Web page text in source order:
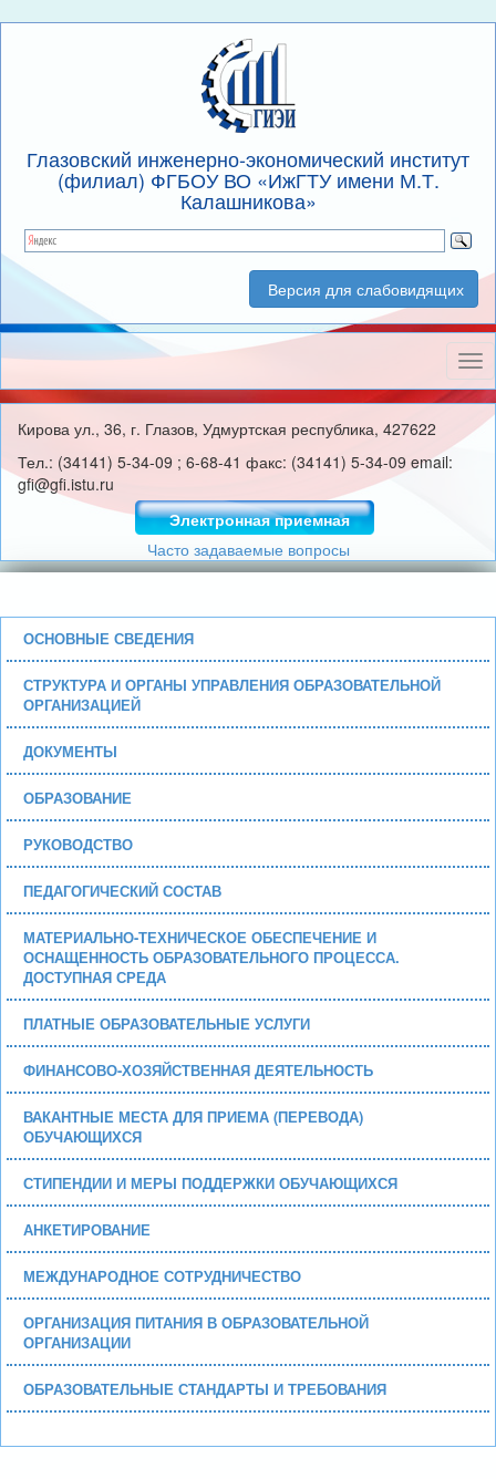
Глазовский инженерно-экономический институт
(филиал) ФГБОУ ВО «ИжГТУ имени М.Т.
Калашникова»
Версия для слабовидящих
Кирова ул., 36, г. Глазов, Удмуртская республика, 427622
Тел.: (34141) 5-34-09 ; 6-68-41 факс: (34141) 5-34-09 email:
gfi@gfi.istu.ru
Электронная приемная
Часто задаваемые вопросы
ОСНОВНЫЕ СВЕДЕНИЯ
СТРУКТУРА И ОРГАНЫ УПРАВЛЕНИЯ ОБРАЗОВАТЕЛЬНОЙ
ОРГАНИЗАЦИЕЙ
ДОКУМЕНТЫ
ОБРАЗОВАНИЕ
РУКОВОДСТВО
ПЕДАГОГИЧЕСКИЙ СОСТАВ
МАТЕРИАЛЬНО-ТЕХНИЧЕСКОЕ ОБЕСПЕЧЕНИЕ И
ОСНАЩЕННОСТЬ ОБРАЗОВАТЕЛЬНОГО ПРОЦЕССА.
ДОСТУПНАЯ СРЕДА
ПЛАТНЫЕ ОБРАЗОВАТЕЛЬНЫЕ УСЛУГИ
ФИНАНСОВО-ХОЗЯЙСТВЕННАЯ ДЕЯТЕЛЬНОСТЬ
ВАКАНТНЫЕ МЕСТА ДЛЯ ПРИЕМА (ПЕРЕВОДА)
ОБУЧАЮЩИХСЯ
СТИПЕНДИИ И МЕРЫ ПОДДЕРЖКИ ОБУЧАЮЩИХСЯ
АНКЕТИРОВАНИЕ
МЕЖДУНАРОДНОЕ СОТРУДНИЧЕСТВО
ОРГАНИЗАЦИЯ ПИТАНИЯ В ОБРАЗОВАТЕЛЬНОЙ
ОРГАНИЗАЦИИ
ОБРАЗОВАТЕЛЬНЫЕ СТАНДАРТЫ И ТРЕБОВАНИЯ